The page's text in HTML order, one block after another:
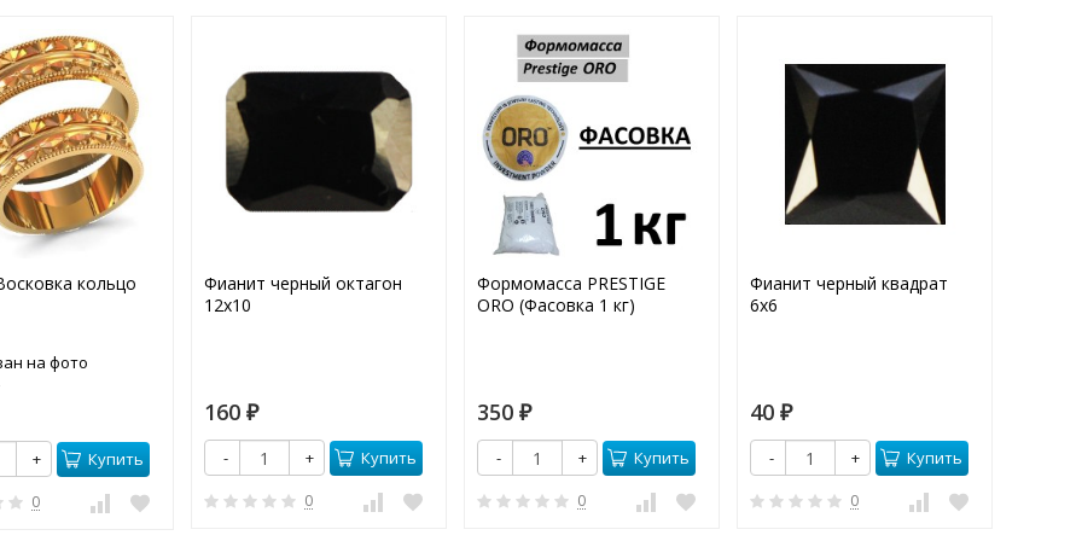
кольцо
на фото
+ Купить
0
Фианит черный октагон
12х10
160 ₽
- + Купить
0
Формомасса PRESTIGE
ORO (Фасовка 1 кг)
350 ₽
- + Купить
0
Фианит черный квадрат
6х6
40 ₽
- + Купить
0